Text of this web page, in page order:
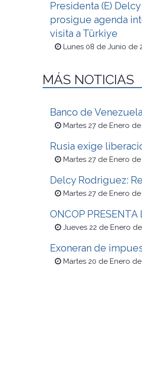
Presidenta (E)
prosigue agenda
visita a Türkiye
Lunes 08 de Junio de
MÁS NOTICIAS
Banco de
Martes 27 de Enero
Rusia exige
Martes 27 de Enero
Delcy Rodriguez:
Martes 27 de Enero
ONCOP
Jueves 22 de Enero
Exoneran de
Martes 20 de Enero